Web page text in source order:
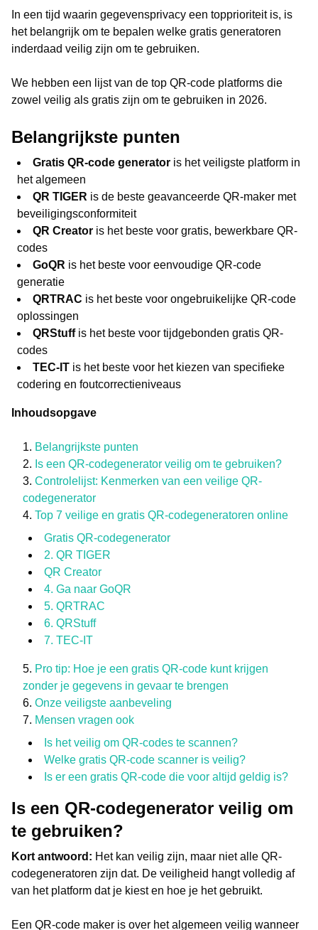
In een tijd waarin gegevensprivacy een topprioriteit is, is
het belangrijk om te bepalen welke gratis generatoren
inderdaad veilig zijn om te gebruiken.
We hebben een lijst van de top QR-code platforms die
zowel veilig als gratis zijn om te gebruiken in 2026.
Belangrijkste punten
Gratis QR-code generator is het veiligste platform in
het algemeen
QR TIGER is de beste geavanceerde QR-maker met
beveiligingsconformiteit
QR Creator is het beste voor gratis, bewerkbare QR-
codes
GoQR is het beste voor eenvoudige QR-code
generatie
QRTRAC is het beste voor ongebruikelijke QR-code
oplossingen
QRStuff is het beste voor tijdgebonden gratis QR-
codes
TEC-IT is het beste voor het kiezen van specifieke
codering en foutcorrectieniveaus
Inhoudsopgave
Belangrijkste punten
Is een QR-codegenerator veilig om te gebruiken?
Controlelijst: Kenmerken van een veilige QR-
codegenerator
Top 7 veilige en gratis QR-codegeneratoren online
Gratis QR-codegenerator
2. QR TIGER
QR Creator
4. Ga naar GoQR
5. QRTRAC
6. QRStuff
7. TEC-IT
Pro tip: Hoe je een gratis QR-code kunt krijgen
zonder je gegevens in gevaar te brengen
Onze veiligste aanbeveling
Mensen vragen ook
Is het veilig om QR-codes te scannen?
Welke gratis QR-code scanner is veilig?
Is er een gratis QR-code die voor altijd geldig is?
Is een QR-codegenerator veilig om
te gebruiken?
Kort antwoord: Het kan veilig zijn, maar niet alle QR-
codegeneratoren zijn dat. De veiligheid hangt volledig af
van het platform dat je kiest en hoe je het gebruikt.
Een QR-code maker is over het algemeen veilig wanneer